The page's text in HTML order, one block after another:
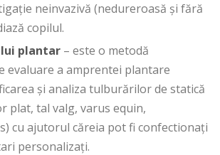
neinvazivă (nedureroasă și fără
copilul.
plantar – este o metodă
evaluare a amprentei plantare
și analiza tulburărilor de statică
plat, tal valg, varus equin,
cu ajutorul căreia pot fi confectionați
personalizați.